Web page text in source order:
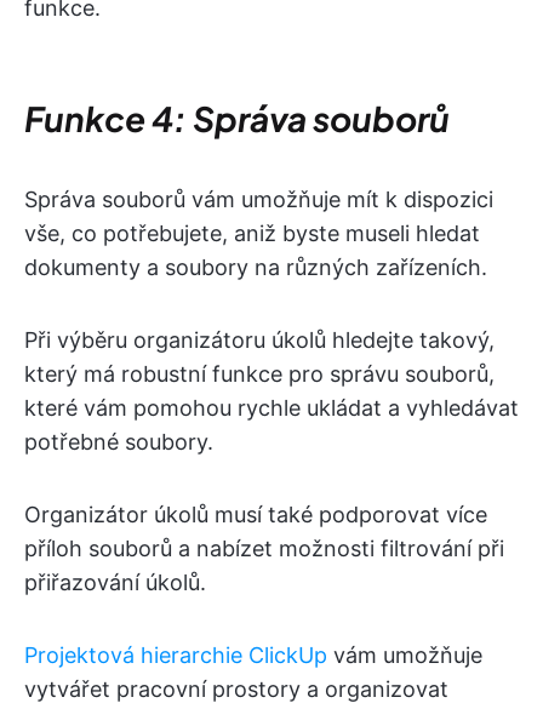
funkce.
Funkce 4: Správa souborů
Správa souborů vám umožňuje mít k dispozici
vše, co potřebujete, aniž byste museli hledat
dokumenty a soubory na různých zařízeních.
Při výběru organizátoru úkolů hledejte takový,
který má robustní funkce pro správu souborů,
které vám pomohou rychle ukládat a vyhledávat
potřebné soubory.
Organizátor úkolů musí také podporovat více
příloh souborů a nabízet možnosti filtrování při
přiřazování úkolů.
Projektová hierarchie ClickUp vám umožňuje
vytvářet pracovní prostory a organizovat